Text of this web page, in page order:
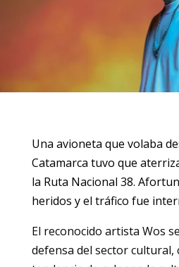
Una avioneta que volaba
Catamarca tuvo que
la Ruta Nacional 38.
heridos y el tráfico fue
El reconocido artista Wos
defensa del sector cultural,